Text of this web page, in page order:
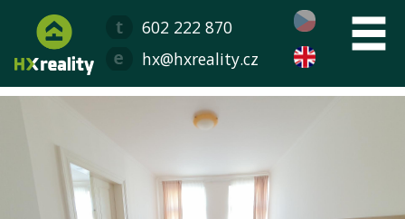
602 222 870
hx@hxreality.cz